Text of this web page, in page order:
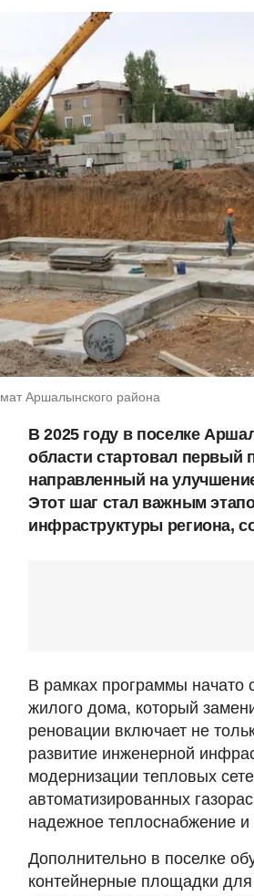
Аршалынского района
В 2025 году в поселке
области стартовал первый
направленный на
Этот шаг стал важным
инфраструктуры региона,
В рамках программы начато
жилого дома, который
реновации включает не
развитие инженерной
модернизации тепловых
автоматизированных
надежное теплоснабжение
Дополнительно в поселке
контейнерные площадки для